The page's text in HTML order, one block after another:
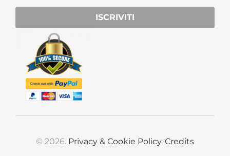
© 2026. Privacy & Cookie Policy. Credits